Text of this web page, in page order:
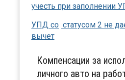
учесть при заполнении
УПД со статусом 2 не
вычет
Компенсации за
личного авто на